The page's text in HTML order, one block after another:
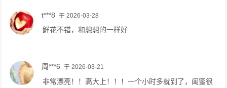
t***8 于 2026-03-28
鲜花不错，和想想的一样好
周***6 于 2026-03-21
非常漂亮！！高大上！！！一个小时多就到了，闺蜜很